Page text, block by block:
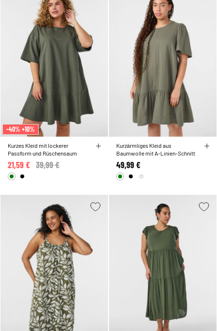
-40% +10%
Kurzes Kleid mit lockerer
Passform und Rüschensaum
Price reduced from
39,99 €
21,59 €
Kurzärmliges Kleid aus
Baumwolle mit A-Linien-Schnitt
49,99 €